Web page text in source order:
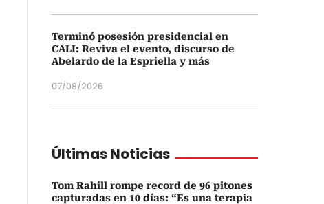
Terminó posesión presidencial en
CALI: Reviva el evento, discurso de
Abelardo de la Espriella y más
07/08/2026
Últimas Noticias
Tom Rahill rompe record de 96 pitones
capturadas en 10 días: “Es una terapia